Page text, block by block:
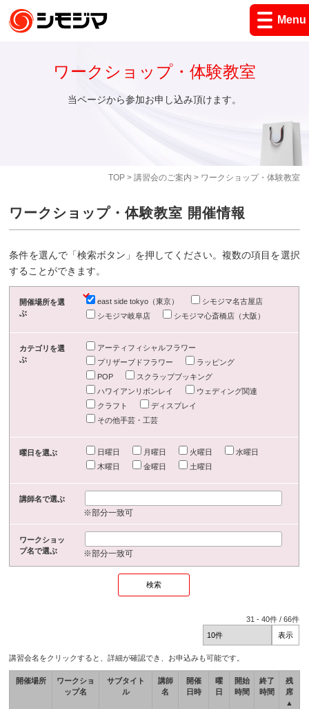
Menu
TOP> 講習会のご案内 > ワークショップ・体験教室
ワークショップ・体験教室
当ページから参加お申し込み頂けます。
ワークショップ・体験教室 開催情報
条件を選んで「検索ボタン」を押してください。複数の項目を選択
することができます。
開催場所を選
ぶ
east side tokyo（東京）
シモジマ名古屋店
シモジマ岐阜店
シモジマ心斎橋店（大阪）
カテゴリを選
ぶ
アーティフィシャルフラワー
プリザーブドフラワー
ラッピング
POP
スクラップブッキング
ハワイアンリボンレイ
ウェディング関連
クラフト
ディスプレイ
その他手芸・工芸
曜日を選ぶ 日曜日 月曜日 火曜日
水曜日
木曜日
金曜日 土曜日
講師名で選ぶ
※部分一致可
ワークショッ
プ名で選ぶ
※部分一致可
31 -40件 /66件
講習会名をクリックすると、詳細が確認でき、お申込みも可能です。
開催場所
ワークショ
ップ名
サブタイト
ル
講師
名
開催
日時
曜
日
開始
時間
終了
時間
残
席
▲